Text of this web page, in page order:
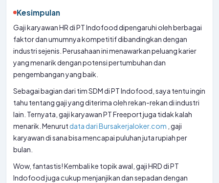
Kesimpulan
Gaji karyawan HR di PT Indofood dipengaruhi oleh berbagai
faktor dan umumnya kompetitif dibandingkan dengan
industri sejenis. Perusahaan ini menawarkan peluang karier
yang menarik dengan potensi pertumbuhan dan
pengembangan yang baik.
Sebagai bagian dari tim SDM di PT Indofood, saya tentu ingin
tahu tentang gaji yang diterima oleh rekan-rekan di industri
lain. Ternyata, gaji karyawan PT Freeport juga tidak kalah
menarik. Menurut data dari Bursakerjaloker.com , gaji
karyawan di sana bisa mencapai puluhan juta rupiah per
bulan.
Wow, fantastis! Kembali ke topik awal, gaji HRD di PT
Indofood juga cukup menjanjikan dan sepadan dengan